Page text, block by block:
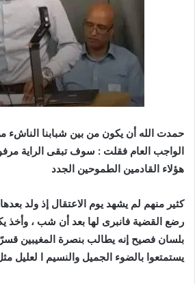
حمدت الله أن يكون من بين شبابنا
الواجب العام فقلت : سوف تبقى الراية
هؤلاء القادمين الطموحين الجدد
كثير منهم لم يشهد يوم الاعتقال إذ ولد
رضع القضية فانبرى لها بعد أن شب ،
بلسان فصيح إنه يطالب بنصرة المغيبين
يستمتعوا بالضوء الجميل والنسيم ا لعليل